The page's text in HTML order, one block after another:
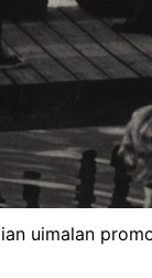
uimalan